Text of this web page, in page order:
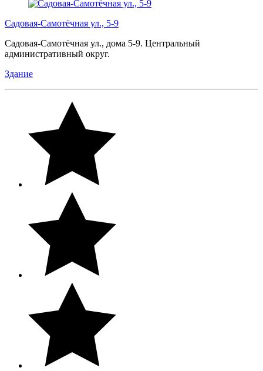
Садовая-Самотёчная ул., 5-9
Садовая-Самотёчная ул., дома 5-9. Центральный
административный округ.
Здание